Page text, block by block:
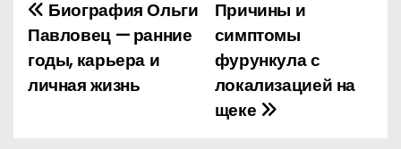
Н
а
в
Причины и
симптомы
фурункула с
локализацией на
щеке
Биография Ольги
Павловец — ранние
годы, карьера и
личная жизнь